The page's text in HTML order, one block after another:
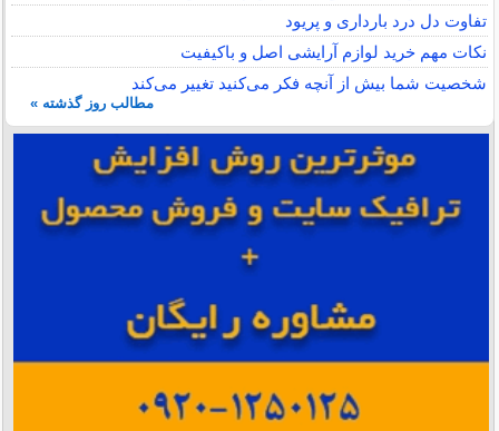
تفاوت دل درد بارداری و پریود
نکات مهم خرید لوازم آرایشی اصل و باکیفیت
شخصیت شما بیش از آنچه فکر می‌کنید تغییر می‌کند
مطالب روز گذشته »